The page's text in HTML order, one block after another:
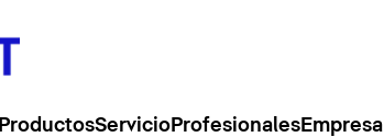
ProductosServicioProfesionalesEmpresa